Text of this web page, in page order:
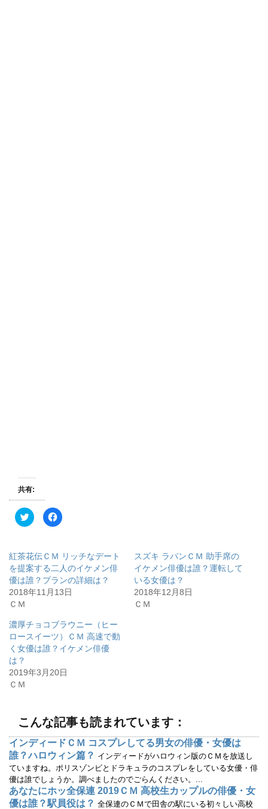
共有:
ク
リ
て
T
w
i
t
t
e
有
新
し
い
ン
ま
す
F
a
で
共
す
ク
リ
ッ
ク
し
だ
い
ウ
ィ
ン
ド
ウ
で
開
き
ま
す
)
紅茶花伝ＣＭ リッチなデート
を提案する二人のイケメン俳
優は誰？プランの詳細は？
2018年11月13日
ＣＭ
スズキ ラパンＣＭ 助手席の
イケメン俳優は誰？運転して
いる女優は？
2018年12月8日
ＣＭ
濃厚チョコブラウニー（ヒー
ロースイーツ）ＣＭ 高速で動
く女優は誰？イケメン俳優
は？
2019年3月20日
ＣＭ
こんな記事も読まれています：
インディードＣＭ コスプレしてる男女の俳優・女優は
誰？ハロウィン篇？ インディードがハロウィン版のＣＭを放送し
ていますね。ポリスゾンビとドラキュラのコスプレをしている女優・俳
優は誰でしょうか。調べましたのでごらんください。...
あなたにホッ全保連 2019ＣＭ 高校生カップルの俳優・女
優は誰？駅員役は？ 全保連のＣＭで田舎の駅にいる初々しい高校